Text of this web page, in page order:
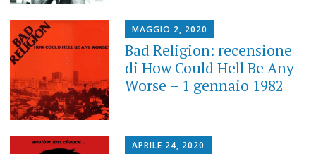
MAGGIO 2, 2020
Bad Religion: recensione
di How Could Hell Be Any
Worse – 1 gennaio 1982
APRILE 24, 2020